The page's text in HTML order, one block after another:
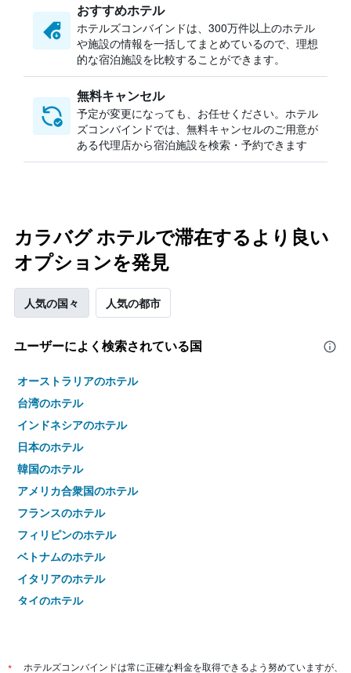
おすすめホテル
ホテルズコンバインドは、300万件以上のホテル
や施設の情報を一括してまとめているので、理想
的な宿泊施設を比較することができます。
無料キャンセル
予定が変更になっても、お任せください。ホテル
ズコンバインドでは、無料キャンセルのご用意が
ある代理店から宿泊施設を検索・予約できます
カラバグ ホテルで滞在するより良い
オプションを発見
人気の国々 人気の都市
ユーザーによく検索されている国
オーストラリアのホテル
台湾のホテル
インドネシアのホテル
日本のホテル
韓国のホテル
アメリカ合衆国のホテル
フランスのホテル
フィリピンのホテル
ベトナムのホテル
イタリアのホテル
タイのホテル
* ホテルズコンバインドは常に正確な料金を取得できるよう努めていますが、